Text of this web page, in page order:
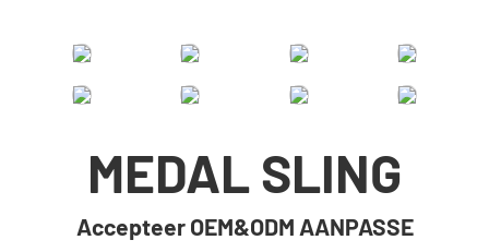
MEDAL SLING
Accepteer OEM&ODM AANPASSE